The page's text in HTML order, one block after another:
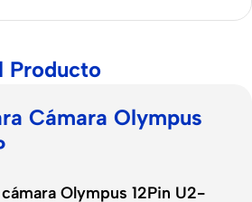
Producto
Cámara Olympus
Olympus 12Pin U2-